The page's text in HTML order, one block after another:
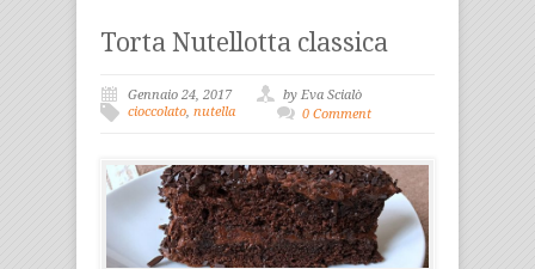
Torta Nutellotta classica
Gennaio 24, 2017
by Eva Scialò
cioccolato, nutella 0 Comment